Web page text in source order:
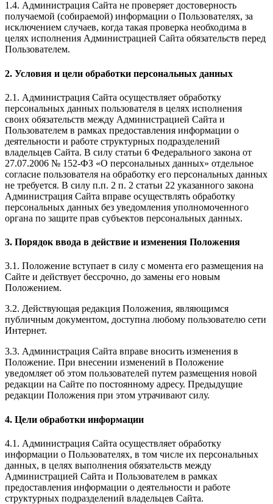
1.4. Администрация Сайта не проверяет достоверность
получаемой (собираемой) информации о Пользователях, за
исключением случаев, когда такая проверка необходима в
целях исполнения Администрацией Сайта обязательств перед
Пользователем.
2. Условия и цели обработки персональных данных
2.1. Администрация Сайта осуществляет обработку
персональных данных пользователя в целях исполнения
своих обязательств между Администрацией Сайта и
Пользователем в рамках предоставления информации о
деятельности и работе структурных подразделений
владельцев Сайта. В силу статьи 6 Федерального закона от
27.07.2006 № 152-ФЗ «О персональных данных» отдельное
согласие пользователя на обработку его персональных данных
не требуется. В силу п.п. 2 п. 2 статьи 22 указанного закона
Администрация Сайта вправе осуществлять обработку
персональных данных без уведомления уполномоченного
органа по защите прав субъектов персональных данных.
3. Порядок ввода в действие и изменения Положения
3.1. Положение вступает в силу с момента его размещения на
Сайте и действует бессрочно, до замены его новым
Положением.
3.2. Действующая редакция Положения, являющимся
публичным документом, доступна любому пользователю сети
Интернет.
3.3. Администрация Сайта вправе вносить изменения в
Положение. При внесении изменений в Положение
уведомляет об этом пользователей путем размещения новой
редакции на Сайте по постоянному адресу. Предыдущие
редакции Положения при этом утрачивают силу.
4. Цели обработки информации
4.1. Администрация Сайта осуществляет обработку
информации о Пользователях, в том числе их персональных
данных, в целях выполнения обязательств между
Администрацией Сайта и Пользователем в рамках
предоставления информации о деятельности и работе
структурных подразделений владельцев Сайта.